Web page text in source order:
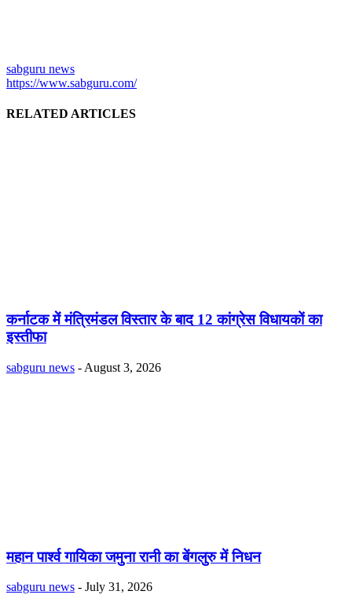
sabguru news
https://www.sabguru.com/
RELATED ARTICLES
कर्नाटक में मंत्रिमंडल विस्तार के बाद 12 कांग्रेस विधायकों का
इस्तीफा
sabguru news - August 3, 2026
महान पार्श्व गायिका जमुना रानी का बेंगलुरु में निधन
sabguru news - July 31, 2026